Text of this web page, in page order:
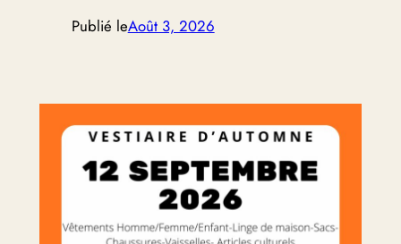
Publié leAoût 3, 2026